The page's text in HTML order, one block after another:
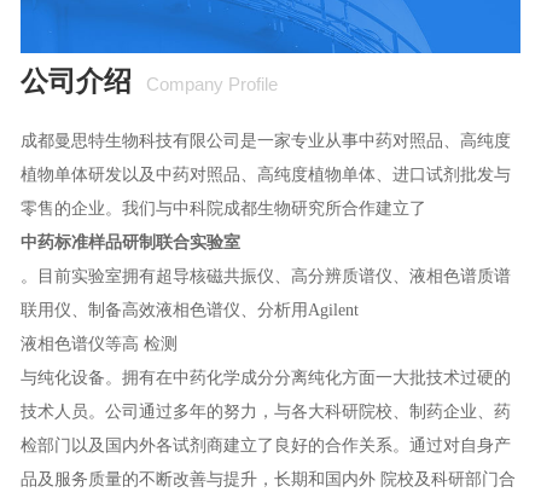
公司介绍 Company Profile
成都曼思特生物科技有限公司是一家专业从事中药对照品、高纯度
植物单体研发以及中药对照品、高纯度植物单体、进口试剂批发与
零售的企业。我们与中科院成都生物研究所合作建立了
中药标准样品研制联合实验室
。目前实验室拥有超导核磁共振仪、高分辨质谱仪、液相色谱质谱
联用仪、制备高效液相色谱仪、分析用Agilent
液相色谱仪等高 检测
与纯化设备。拥有在中药化学成分分离纯化方面一大批技术过硬的
技术人员。公司通过多年的努力，与各大科研院校、制药企业、药
检部门以及国内外各试剂商建立了良好的合作关系。通过对自身产
品及服务质量的不断改善与提升，长期和国内外 院校及科研部门合